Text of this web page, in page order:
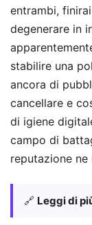
entrambi,
degenerare in
stabilire una
ancora di
cancellare e
di igiene
campo di
reputazione ne
🔗 Leggi di